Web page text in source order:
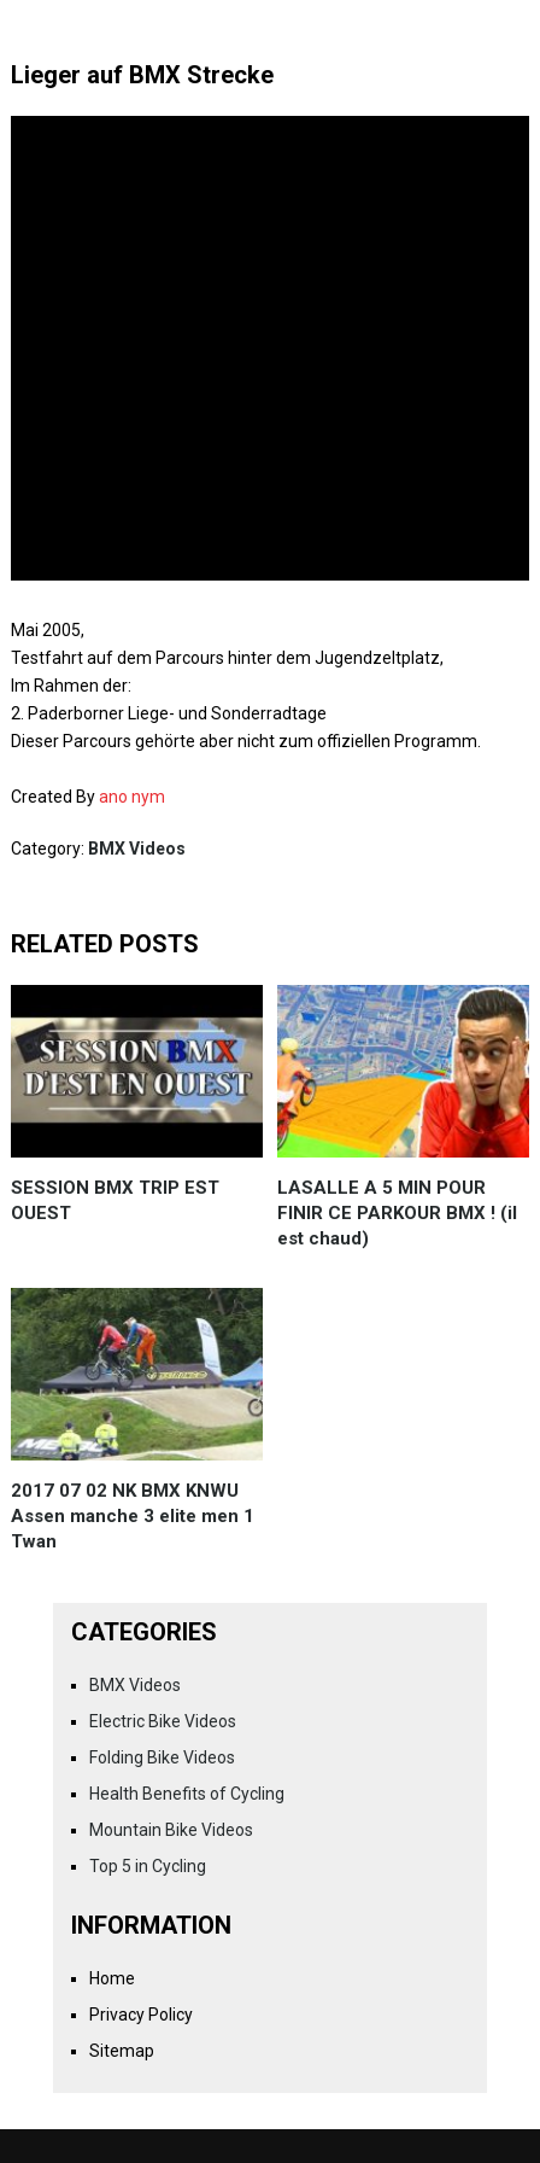
Lieger auf BMX Strecke
Mai 2005,
Testfahrt auf dem Parcours hinter dem Jugendzeltplatz,
Im Rahmen der:
2. Paderborner Liege- und Sonderradtage
Dieser Parcours gehörte aber nicht zum offiziellen Programm.
Created Byano nym
Category: BMX Videos
RELATED POSTS
SESSION BMX TRIP EST
OUEST
LASALLE A 5 MIN POUR
FINIR CE PARKOUR BMX ! (il
est chaud)
2017 07 02 NK BMX KNWU
Assen manche 3 elite men 1
Twan
CATEGORIES
BMX Videos
Electric Bike Videos
Folding Bike Videos
Health Benefits of Cycling
Mountain Bike Videos
Top 5 in Cycling
INFORMATION
Home
Privacy Policy
Sitemap